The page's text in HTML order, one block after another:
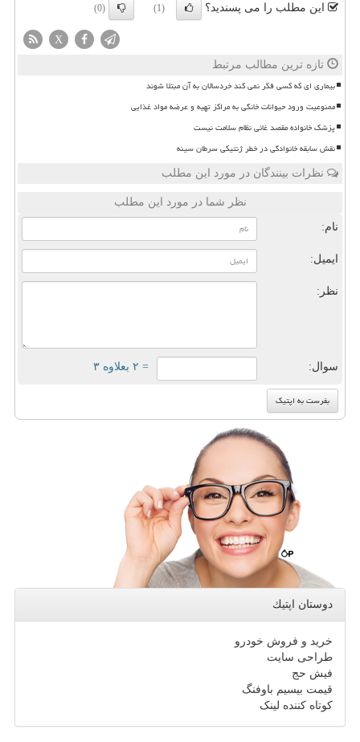
این مطلب را می پسندید؟ (1)
(0)
X
تازه ترین مطالب مرتبط
بیماری ای که کسی فکر نمی کند خردسالان به آن مبتلا شوند
ممنوعیت ورود حیوانات خانگی به مراکز تهیه و عرضه مواد غذایی
پزشک خانواده مقصد غائی نظام سلامت نیست
نقش سابقه خانوادگی در خطر ژنتیکی سرطان سینه
نظرات بینندگان در مورد این مطلب
نظر شما در مورد این مطلب
نام:
ایمیل:
نظر:
سوال: = ۲ بعلاوه ۳
دوستان اپتیك
خرید و فروش خودرو
طراحی سایت
فیش حج
قیمت بیسیم باوفنگ
کوتاه کننده لینک